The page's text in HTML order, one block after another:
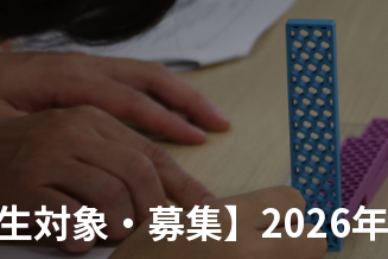
対象・募集】2026